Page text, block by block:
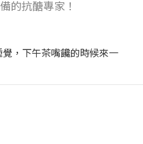
的抗醣專家！
，下午茶嘴饞的時候來一